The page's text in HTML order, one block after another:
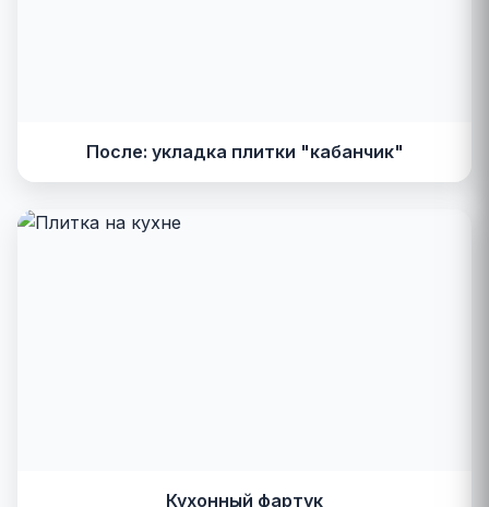
После: укладка плитки "кабанчик"
Кухонный фартук